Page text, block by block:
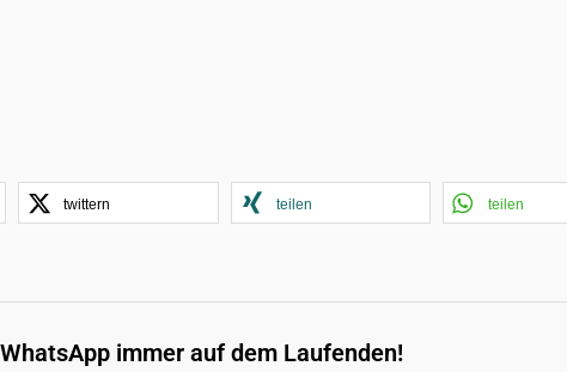
twittern teilen teilen
immer auf dem Laufenden!